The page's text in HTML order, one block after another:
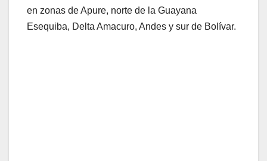
en zonas de Apure, norte de la Guayana
Esequiba, Delta Amacuro, Andes y sur de Bolívar.